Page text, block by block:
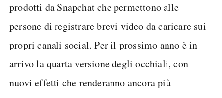
prodotti da Snapchat che permettono alle
persone di registrare brevi video da caricare sui
propri canali social. Per il prossimo anno è in
arrivo la quarta versione degli occhiali, con
nuovi effetti che renderanno ancora più